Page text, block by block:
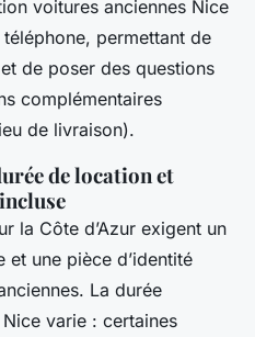
voitures anciennes Nice
permettant de
de poser des questions
complémentaires
de livraison).
de location et
la Côte d’Azur exigent un
une pièce d’identité
La durée
varie : certaines